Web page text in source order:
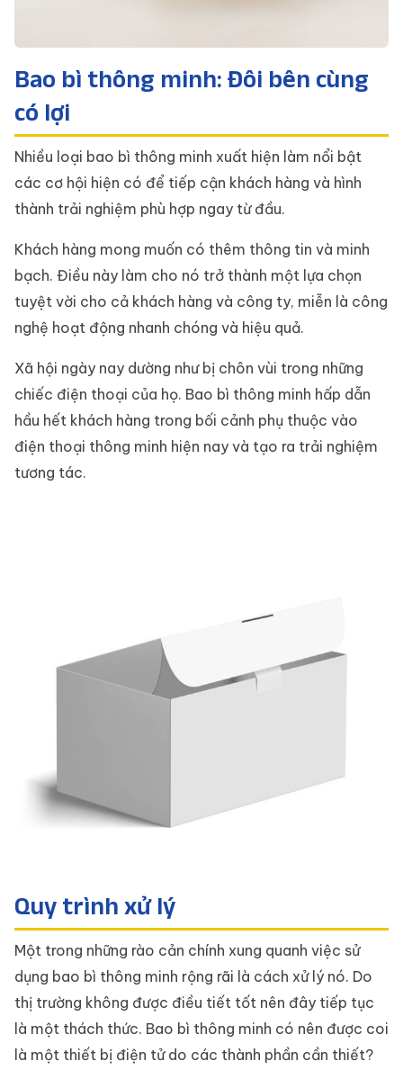
Bao bì thông minh: Đôi bên cùng
có lợi
Nhiều loại bao bì thông minh xuất hiện làm nổi bật
các cơ hội hiện có để tiếp cận khách hàng và hình
thành trải nghiệm phù hợp ngay từ đầu.
Khách hàng mong muốn có thêm thông tin và minh
bạch. Điều này làm cho nó trở thành một lựa chọn
tuyệt vời cho cả khách hàng và công ty, miễn là công
nghệ hoạt động nhanh chóng và hiệu quả.
Xã hội ngày nay dường như bị chôn vùi trong những
chiếc điện thoại của họ. Bao bì thông minh hấp dẫn
hầu hết khách hàng trong bối cảnh phụ thuộc vào
điện thoại thông minh hiện nay và tạo ra trải nghiệm
tương tác.
Quy trình xử lý
Một trong những rào cản chính xung quanh việc sử
dụng bao bì thông minh rộng rãi là cách xử lý nó. Do
thị trường không được điều tiết tốt nên đây tiếp tục
là một thách thức. Bao bì thông minh có nên được coi
là một thiết bị điện tử do các thành phần cần thiết?